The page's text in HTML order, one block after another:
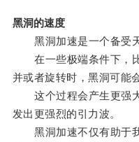
黑洞的速度
黑洞加速是一个备受天
在一些极端条件下，比
并或者旋转时，黑洞可能
这个过程会产生更强大
发出更强烈的引力波。
黑洞加速不仅有助于我